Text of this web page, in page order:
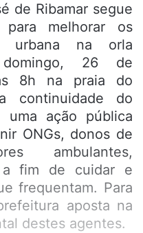
de Ribamar segue
para melhorar os
urbana na orla
domingo, 26 de
8h na praia do
continuidade do
uma ação pública
ONGs, donos de
ambulantes,
a fim de cuidar e
frequentam. Para
aposta na
destes agentes.